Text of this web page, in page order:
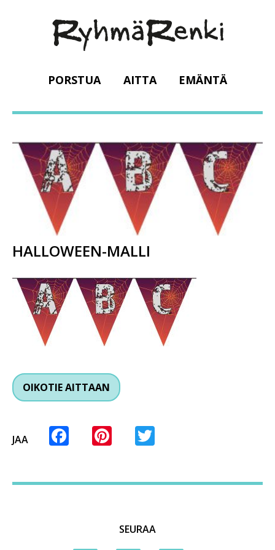
PORSTUA AITTA EMÄNTÄ
HALLOWEEN-MALLI
OIKOTIE AITTAAN
JAA Facebook
Pinterest
SEURAA